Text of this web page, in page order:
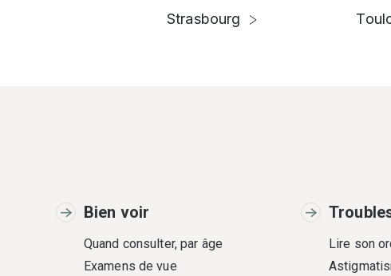
Strasbourg
Bien voir
Quand consulter, par âge
Examens de vue
Lire son